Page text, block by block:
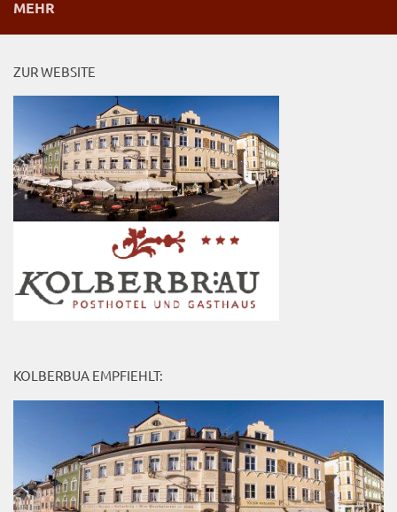
MEHR
ZUR WEBSITE
KOLBERBUA EMPFIEHLT: